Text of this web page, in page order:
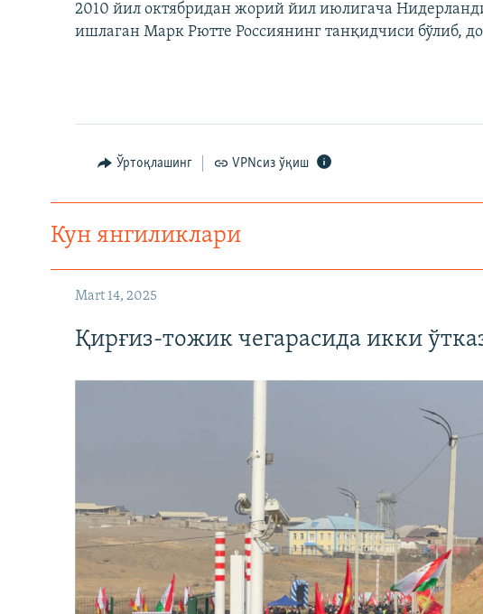
2010 йил октябридан жорий йил июлигача
ишлаган Марк Рютте Россиянинг танқидчиси бўлиб,
Ўртоқлашинг VPNсиз ўқиш
Кун янгиликлари
Mart 14, 2025
Қирғиз-тожик чегарасида икки